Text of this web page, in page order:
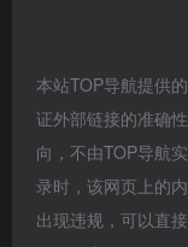
本站TOP导航提供
证外部链接的准确
向，不由TOP导航
录时，该网页上的
出现违规，可以直